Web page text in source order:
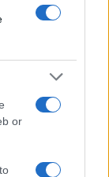
or
vie